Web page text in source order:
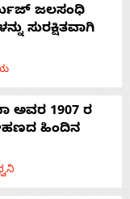
ಜಲಸಂಧಿ
ಸುರಕ್ಷಿತವಾಗಿ
ಅವರ 1907 ರ
ಹಿಂದಿನ